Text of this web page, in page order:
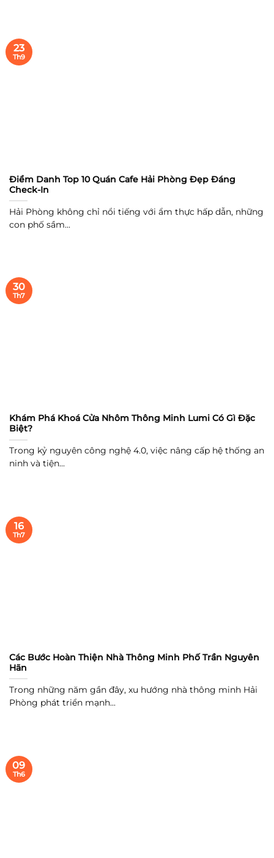
Điểm Danh Top 10 Quán Cafe Hải Phòng Đẹp Đáng
Check-In
Hải Phòng không chỉ nổi tiếng với ẩm thực hấp dẫn, những
con phố sầm...
23
Th9
Khám Phá Khoá Cửa Nhôm Thông Minh Lumi Có Gì Đặc
Biệt?
Trong kỷ nguyên công nghệ 4.0, việc nâng cấp hệ thống an
ninh và tiện...
30
Th7
Các Bước Hoàn Thiện Nhà Thông Minh Phố Trần Nguyên
Hãn
Trong những năm gần đây, xu hướng nhà thông minh Hải
Phòng phát triển mạnh...
16
Th7
09
Th6